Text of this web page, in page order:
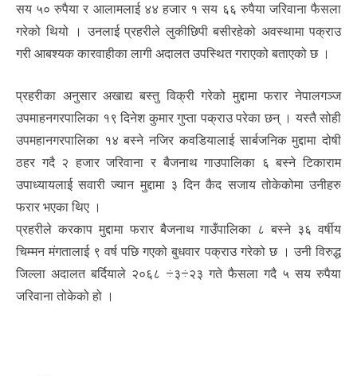
सय ५० रुपैया र आलामलाई ४४ हजार १ सय ६६ रुपैया जरिवाना फैसला
गरेको थियो । उनलाई प्रहरीले लुकीछिपी बसीरहेको अवस्थामा पक्राउ
गरी आबश्यक कारवाहीका लागी अदालत उपस्थित गराएको बताएको छ ।
प्रहरीका अनुसार अखाद्य बस्तु विक्री गरेको मुद्दामा फरार नेपालगञ्ज
उपमाहनगरपालिका १९ दिनेश कुमार गुप्ता पक्राउ परेका छन् । यस्तै सोही
उपमहानगरपालिका १४ बस्ने नजिर कवडियालाई सार्बजनिक मुद्दामा दोषी
ठहर गदै २ हजार जरिवाना र बैजनाथ गाउपालिका ६ बस्ने टिकाराम
उपाध्यायलाई सवारी ज्यान मुद्दामा ३ दिन कैद सजाय तोकेकोमा उनीहरु
फरार भएका थिए ।
प्रहरीले करकाप मुद्दामा फरार बैजनाथ गाउँपालिका ८ बस्ने ३६ वर्षीय
चिम्मन मंगतालाई ९ वर्ष पछि गएको बुधवार पक्राउ गरेको छ । उनी विरुद्ध
जिल्ला अदालत बर्दियाले २०६८ ÷३÷२३ गते फैसला गदै ५ सय रुपैया
जरिवाना तोकेको हो ।